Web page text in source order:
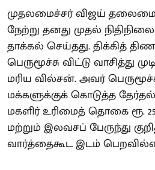
முதலமைச்சர் விஜய்
நேற்று தனது முதல்
தாக்கல் செய்தது. திக்கித்
பெருமூச்சு விட்டு வாசித்து
மரிய வில்சன். அவர்
மக்களுக்குக் கொடுத்த
மகளிர் உரிமைத் தொகை ரூ.
மற்றும் இலவசப் பேருந்து
வார்த்தைகூட இடம்